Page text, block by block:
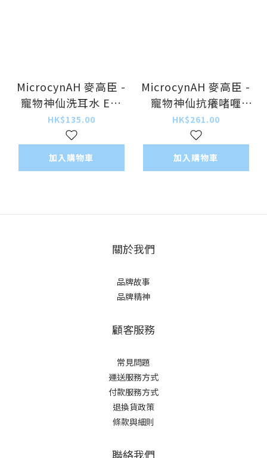
MicrocynAH 麥高臣 -
寵物神仙洗耳水 Ear
Wash 100ml
HK$135.00
加入購物車
MicrocynAH 麥高臣 -
寵物神仙抗癢啫喱
Anti-Itch Gel120ml
HK$261.00
加入購物車
關於我們
品牌故事
品牌精神
顧客服務
常見問題
運送服務方式
付款服務方式
退換貨政策
條款與細則
聯絡我們